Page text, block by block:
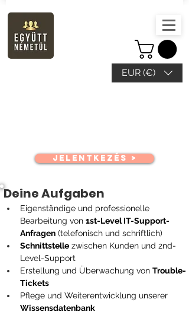
EUR (€)
JELENTKEZÉS >
Deine Aufgaben
Eigenständige und professionelle
Bearbeitung von 1st-Level IT-Support-
Anfragen (telefonisch und schriftlich)
Schnittstelle zwischen Kunden und 2nd-
Level-Support
Erstellung und Überwachung von Trouble-
Tickets
Pflege und Weiterentwicklung unserer
Wissensdatenbank